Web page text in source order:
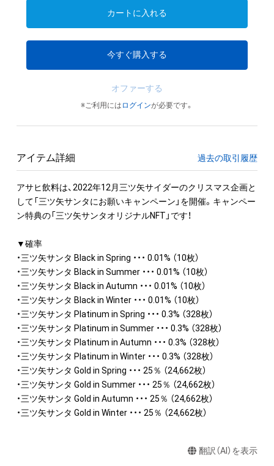
カートに入れる
今すぐ購入する
オファーする
※ご利用には ログインが必要です。
アイテム詳細 過去の取引履歴
アサヒ飲料は、2022年12月三ツ矢サイダーのクリスマス企画と
して「三ツ矢サンタにお願いキャンペーン」を開催。キャンペー
ン特典の「三ツ矢サンタオリジナルNFT」です！
▼確率
・三ツ矢サンタ Black in Spring ・・・ 0.01% （10枚）
・三ツ矢サンタ Black in Summer ・・・ 0.01% （10枚）
・三ツ矢サンタ Black in Autumn ・・・ 0.01% （10枚）
・三ツ矢サンタ Black in Winter ・・・ 0.01% （10枚）
・三ツ矢サンタ Platinum in Spring ・・・ 0.3% （328枚）
・三ツ矢サンタ Platinum in Summer ・・・ 0.3% （328枚）
・三ツ矢サンタ Platinum in Autumn ・・・ 0.3% （328枚）
・三ツ矢サンタ Platinum in Winter ・・・ 0.3% （328枚）
・三ツ矢サンタ Gold in Spring ・・・ 25％ （24,662枚）
・三ツ矢サンタ Gold in Summer ・・・ 25％ （24,662枚）
・三ツ矢サンタ Gold in Autumn ・・・ 25％ （24,662枚）
・三ツ矢サンタ Gold in Winter ・・・ 25％ （24,662枚）
翻訳（AI）を表示